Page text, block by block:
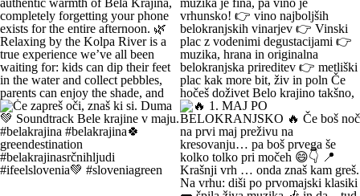
pregrete pločevine ✨ pa z veliko vode,
sence in vikend kot nekoč občutka
Kolpa ima že prijetnih 20+ °C, naravne
plaže še dihajo na izi, cesta do sem pa
ni stres test za živce. 😌 💡 Vikend
plan: kopalke ✔️ brisača ✔️ hladna
pijača ✔️ DARS drama ❌ 📍 Bela
krajina kliče. Pa ne po troblji. 😏
#BelaKrajina #Kolpa
#SloveniaOutdoor #FeelSlovenia
#Poletje Roadtrip Narava Kopanje
WeekendMood HiddenGem
SloveniaGreen
🌊 Weekend = time to completely
unwind and relax by the Kolpa River.
😍 Imagine this: you’re lying on a soft
green bank right by the water, listening
to the birds sing and soaking up the
authentic warmth of Bela Krajina,
completely forgetting your phone
“Ne bom več, hvala, grem domov.” …
ni še nikdar noben Belokranjc reku! 🍷
😄 Ker na Vinski vigredi Beli krajini
se zmerej še malo ostane. Ker srečaš
kolega, ki ga nisi vidu že 5 let, pa
muzika je fina, pa vino je vrhunsko!
👉 vino najboljših belokranjskih
vinarjev 👉 Vinski plac z vodenimi
degustacijami 👉 muzika, hrana in